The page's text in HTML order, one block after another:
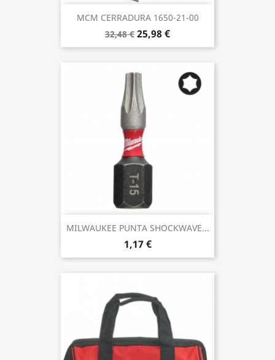
MCM CERRADURA 1650-21-00
32,48 € 25,98 €
MILWAUKEE PUNTA SHOCKWAVE...
1,17 €